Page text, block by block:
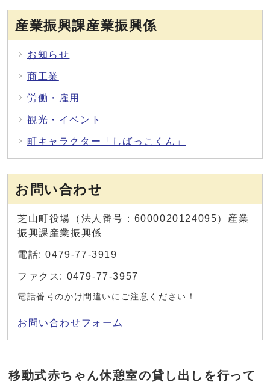
産業振興課産業振興係
お知らせ
商工業
労働・雇用
観光・イベント
町キャラクター「しばっこくん」
お問い合わせ
芝山町役場（法人番号：6000020124095）産業
振興課産業振興係
電話: 0479-77-3919
ファクス: 0479-77-3957
電話番号のかけ間違いにご注意ください！
お問い合わせフォーム
移動式赤ちゃん休憩室の貸し出しを行って